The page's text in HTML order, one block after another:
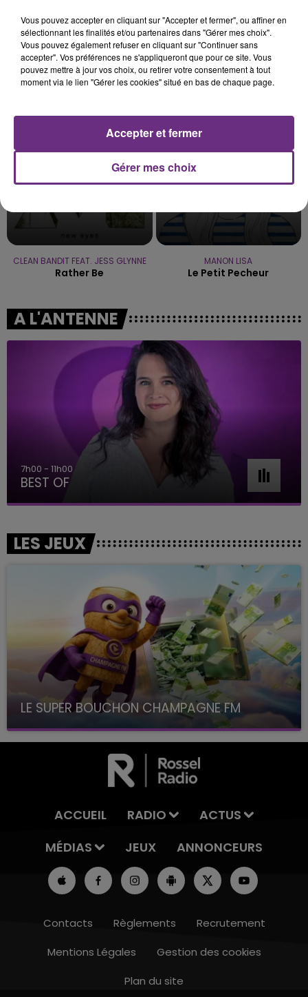
16h00 - 20h00
JECK & CARLA
La Recette
JUNGELI & EMMA
Juste Un Peu
7h46
7h46
CLEAN BANDIT FEAT. JESS GLYNNE
Rather Be
7h43
7h43
MANON LISA
Le Petit Pecheur
A L'ANTENNE
7h00 - 11h00
BEST OF
LES JEUX
LE SUPER BOUCHON CHAMPAGNE FM
avec La Famille Champagne FM, à 8H10
ACCUEIL RADIO
ACTUS
MÉDIAS
JEUX ANNONCEURS
Contacts Règlements
Recrutement
Mentions Légales
Gestion des cookies
Plan du site
Vous pouvez accepter en cliquant sur "Accepter et fermer", ou affiner en
sélectionnant les finalités et/ou partenaires dans "Gérer mes choix".
Vous pouvez également refuser en cliquant sur "Continuer sans
accepter". Vos préférences ne s'appliqueront que pour ce site. Vous
pouvez mettre à jour vos choix, ou retirer votre consentement à tout
moment via le lien "Gérer les cookies" situé en bas de chaque page.
Gérer mes choix
Accepter et fermer